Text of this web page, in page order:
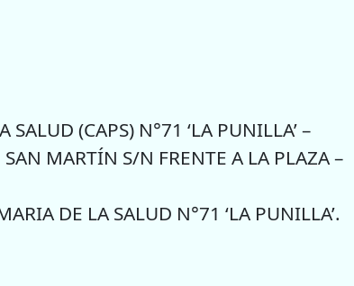
(CAPS) N°71 ‘LA PUNILLA’ –
MARTÍN S/N FRENTE A LA PLAZA –
DE LA SALUD N°71 ‘LA PUNILLA’.